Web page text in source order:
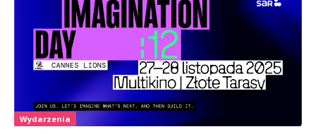
Wydarzenia